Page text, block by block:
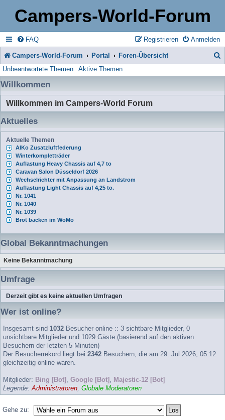
Campers-World-Forum
FAQ Anmelden
Registrieren
Campers-World-Forum Portal Foren-Übersicht
e
Unbeantwortete Themen Aktive Themen
Willkommen
Willkommen im Campers-World Forum
Aktuelles
Aktuelle Themen
AlKo Zusatzluftfederung
Winterkompletträder
Auflastung Heavy Chassis auf 4,7 to
Caravan Salon Düsseldorf 2026
Wechselrichter mit Anpassung an Landstrom
Auflastung Light Chassis auf 4,25 to.
Nr. 1041
Nr. 1040
Nr. 1039
Brot backen im WoMo
Global Bekanntmachungen
Keine Bekanntmachung
Umfrage
Derzeit gibt es keine aktuellen Umfragen
Wer ist online?
Insgesamt sind 1032 Besucher online :: 3 sichtbare Mitglieder, 0
unsichtbare Mitglieder und 1029 Gäste (basierend auf den aktiven
Besuchern der letzten 5 Minuten)
Der Besucherrekord liegt bei 2342 Besuchern, die am 29. Jul 2026, 05:12
gleichzeitig online waren.
Mitglieder: Bing [Bot] , Google [Bot] , Majestic-12 [Bot]
Legende:Administratoren, Globale Moderatoren
Gehe zu: